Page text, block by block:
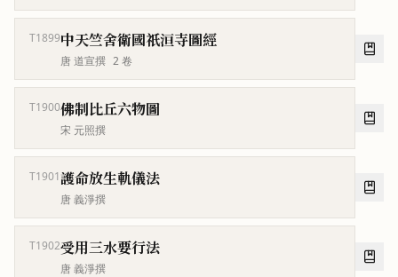
T1899中天竺舍衛國祇洹寺圖經
唐 道宣撰 2卷
T1900佛制比丘六物圖
宋 元照撰
T1901護命放生軌儀法
唐 義淨撰
T1902受用三水要行法
唐 義淨撰